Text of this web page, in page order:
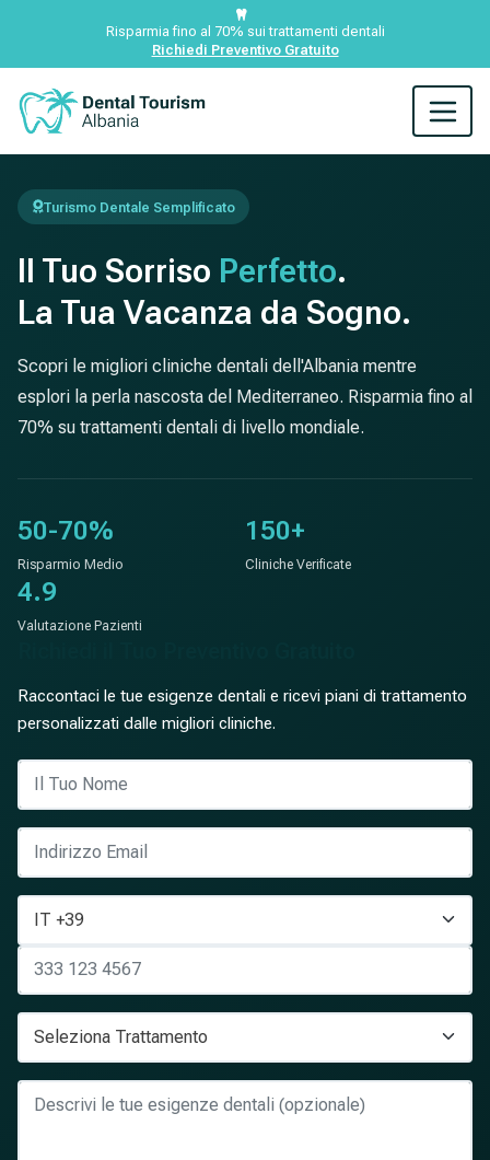
Risparmia fino al 70% sui trattamenti dentali
Richiedi Preventivo Gratuito
Turismo Dentale Semplificato
Il Tuo Sorriso Perfetto.
La Tua Vacanza da Sogno.
Scopri le migliori cliniche dentali dell'Albania mentre
esplori la perla nascosta del Mediterraneo. Risparmia fino al
70% su trattamenti dentali di livello mondiale.
50-70%
Risparmio Medio
150+
Cliniche Verificate
4.9
Valutazione Pazienti
Raccontaci le tue esigenze dentali e ricevi piani di trattamento
personalizzati dalle migliori cliniche.